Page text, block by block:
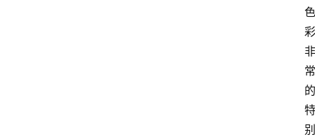
色
彩
非
常
的
特
别